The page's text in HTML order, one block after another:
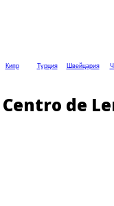
Кипр Турция Швейцария
de